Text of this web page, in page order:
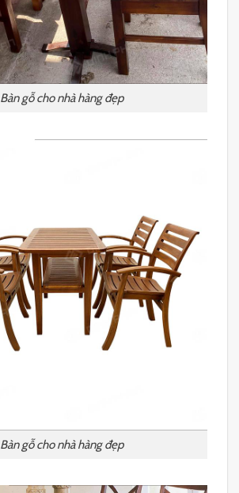
Bàn gỗ cho nhà hàng đẹp
Bàn gỗ cho nhà hàng đẹp